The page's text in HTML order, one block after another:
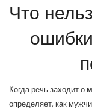
Что
Когда речь заходит о
определяет, как